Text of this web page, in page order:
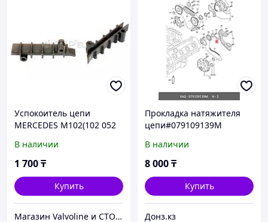
Успокоитель цепи
MERCEDES M102(102 052
В наличии
1 700₸
Купить
Магазин Valvoline и СТО V-Service
Прокладка натяжителя
цепи#079109139M
В наличии
8 000₸
Купить
Донз.кз